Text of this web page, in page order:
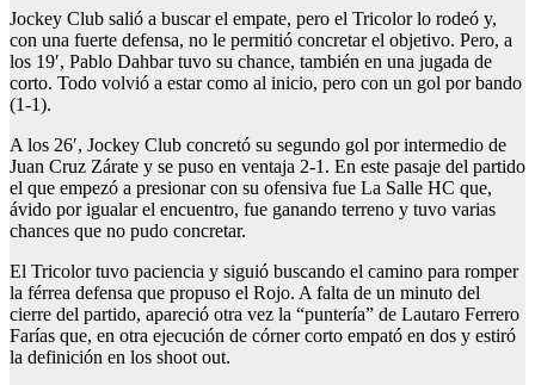
Jockey Club salió a buscar el empate, pero el Tricolor lo rodeó y,
con una fuerte defensa, no le permitió concretar el objetivo. Pero, a
los 19′, Pablo Dahbar tuvo su chance, también en una jugada de
corto. Todo volvió a estar como al inicio, pero con un gol por bando
(1-1).
A los 26′, Jockey Club concretó su segundo gol por intermedio de
Juan Cruz Zárate y se puso en ventaja 2-1. En este pasaje del partido
el que empezó a presionar con su ofensiva fue La Salle HC que,
ávido por igualar el encuentro, fue ganando terreno y tuvo varias
chances que no pudo concretar.
El Tricolor tuvo paciencia y siguió buscando el camino para romper
la férrea defensa que propuso el Rojo. A falta de un minuto del
cierre del partido, apareció otra vez la “puntería” de Lautaro Ferrero
Farías que, en otra ejecución de córner corto empató en dos y estiró
la definición en los shoot out.